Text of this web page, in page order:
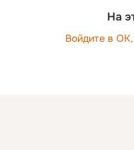
На
Войдите в ОК